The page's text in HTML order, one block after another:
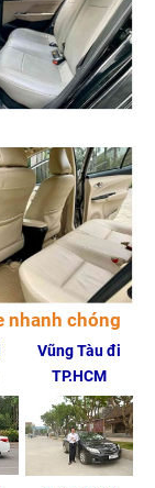
nhanh chóng
Vũng Tàu đi
TP.HCM